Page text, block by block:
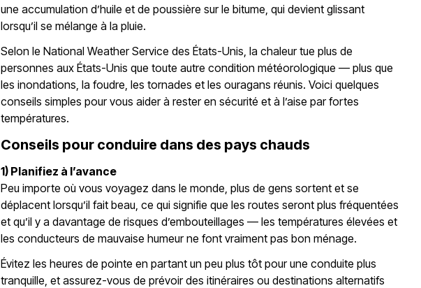
une accumulation d’huile et de poussière sur le bitume, qui devient glissant
lorsqu’il se mélange à la pluie.
Selon le National Weather Service des États-Unis, la chaleur tue plus de
personnes aux États-Unis que toute autre condition météorologique — plus que
les inondations, la foudre, les tornades et les ouragans réunis. Voici quelques
conseils simples pour vous aider à rester en sécurité et à l’aise par fortes
températures.
Conseils pour conduire dans des pays chauds
1) Planifiez à l’avance
Peu importe où vous voyagez dans le monde, plus de gens sortent et se
déplacent lorsqu’il fait beau, ce qui signifie que les routes seront plus fréquentées
et qu’il y a davantage de risques d’embouteillages — les températures élevées et
les conducteurs de mauvaise humeur ne font vraiment pas bon ménage.
Évitez les heures de pointe en partant un peu plus tôt pour une conduite plus
tranquille, et assurez-vous de prévoir des itinéraires ou destinations alternatifs